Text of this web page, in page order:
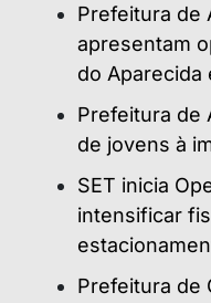
Prefeitura de
apresentam
do Aparecida
Prefeitura de
de jovens à
SET inicia
intensificar
Prefeitura de